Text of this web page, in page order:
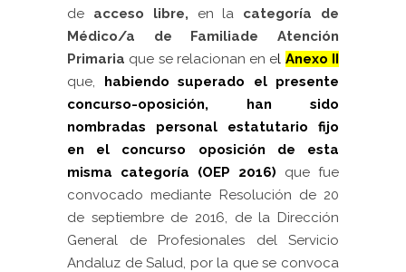
de acceso libre, en la categoría de
Médico/a de Familiade Atención
Primaria que se relacionan en el Anexo II
que,
habiendo superado el presente
concurso-oposición, han sido
nombradas personal estatutario fijo
en el concurso oposición de esta
misma categoría (OEP 2016)
que fue
convocado mediante Resolución de 20
de septiembre de 2016, de la Dirección
General de Profesionales del Servicio
Andaluz de Salud, por la que se convoca